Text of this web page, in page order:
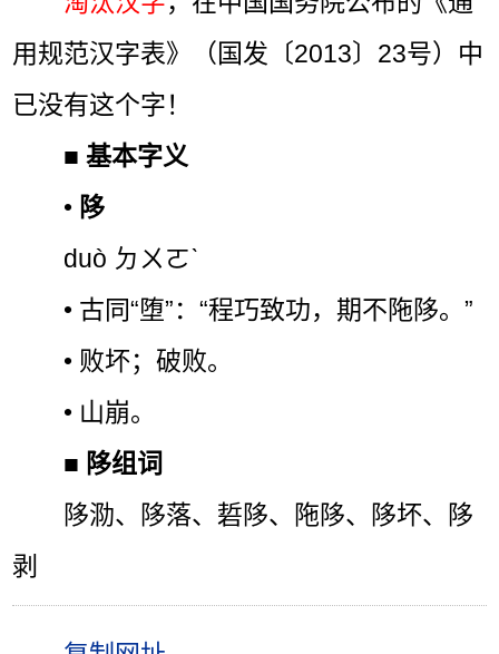
用规范汉字表》（国发〔2013〕23号）中
已没有这个字！
■基本字义
• 陊
duò ㄉㄨㄛˋ
• 古同“堕”：“程巧致功，期不陁陊。”
• 败坏；破败。
• 山崩。
■ 陊组词
陊泐、陊落、硩陊、陁陊、陊坏、陊
剥